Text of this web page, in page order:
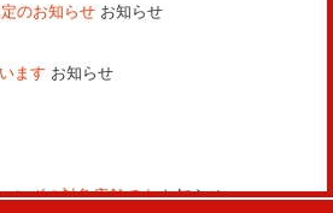
のお知らせ お知らせ
ます お知らせ
ンボの対象店舗ですお知らせ